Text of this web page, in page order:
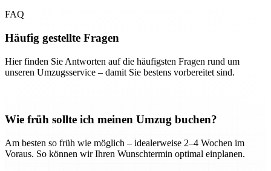
FAQ
Häufig gestellte Fragen
Hier finden Sie Antworten auf die häufigsten Fragen rund um
unseren Umzugsservice – damit Sie bestens vorbereitet sind.
Wie früh sollte ich meinen Umzug buchen?
Am besten so früh wie möglich – idealerweise 2–4 Wochen im
Voraus. So können wir Ihren Wunschtermin optimal einplanen.